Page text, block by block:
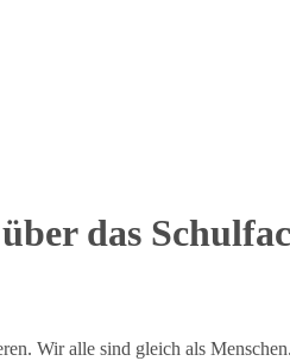
das
Wir alle sind gleich als